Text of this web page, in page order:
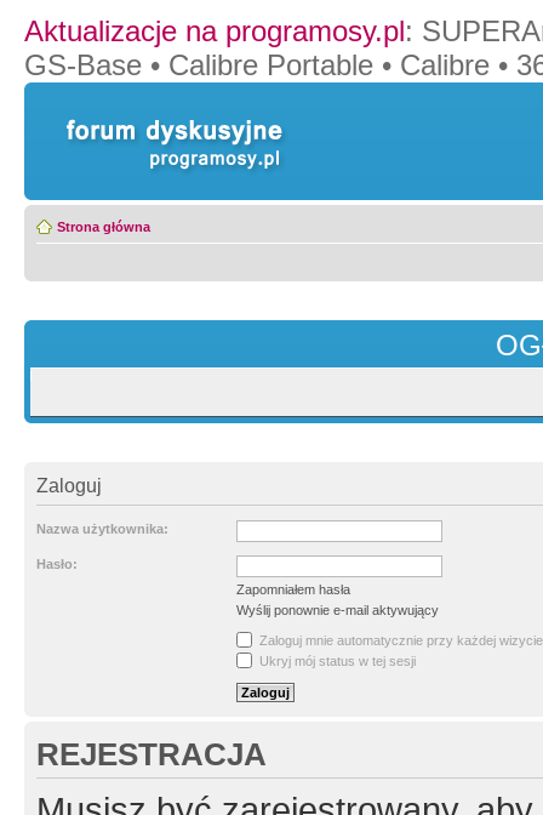
Aktualizacje na programosy.pl:
GS-Base • Calibre Portable • Calibre •
Strona główna
Zaloguj
Nazwa użytkownika:
Hasło:
Zapomniałem hasła
Wyślij ponownie e-mail aktywujący
Zaloguj mnie automatycznie przy każdej wizycie
Ukryj mój status w tej sesji
REJESTRACJA